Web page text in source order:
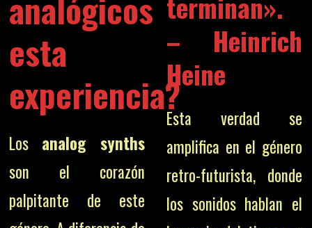
esta
experiencia?
Los analog synths
son el corazón
palpitante de este
– Heinrich
Heine
Esta verdad se
amplifica en el género
retro-futurista, donde
los sonidos hablan el